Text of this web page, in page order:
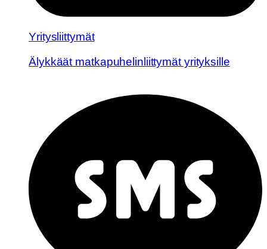
Yritysliittymät
Älykkäät matkapuhelinliittymät yrityksille